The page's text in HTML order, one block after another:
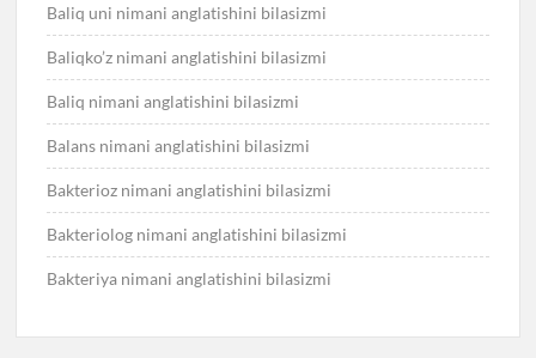
Baliq uni nimani anglatishini bilasizmi
Baliqko’z nimani anglatishini bilasizmi
Baliq nimani anglatishini bilasizmi
Balans nimani anglatishini bilasizmi
Bakterioz nimani anglatishini bilasizmi
Bakteriolog nimani anglatishini bilasizmi
Bakteriya nimani anglatishini bilasizmi